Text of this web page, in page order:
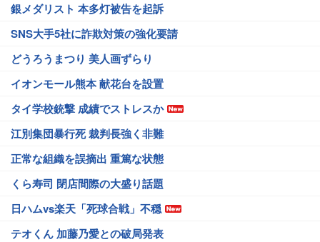
銀メダリスト 本多灯被告を起訴
SNS大手5社に詐欺対策の強化要請
どうろうまつり 美人画ずらり
イオンモール熊本 献花台を設置
タイ学校銃撃 成績でストレスか
江別集団暴行死 裁判長強く非難
正常な組織を誤摘出 重篤な状態
くら寿司 閉店間際の大盛り話題
日ハムvs楽天「死球合戦」不穏
テオくん 加藤乃愛との破局発表